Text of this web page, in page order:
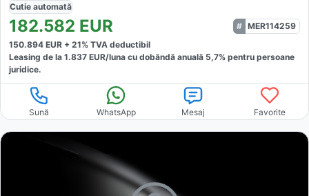
Cutie automată
182.582 EUR
MER114259
150.894 EUR + 21% TVA deductibil
Leasing de la 1.837 EUR/luna cu dobăndă anuală 5,7% pentru persoane
juridice.
Sună WhatsApp Mesaj Favorite